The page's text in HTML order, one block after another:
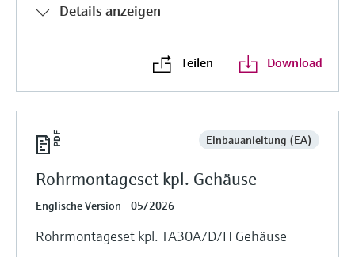
Details anzeigen
Teilen Download
Einbauanleitung (EA)
Rohrmontageset kpl. Gehäuse
Englische Version - 05/2026
Rohrmontageset kpl. TA30A/D/H Gehäuse